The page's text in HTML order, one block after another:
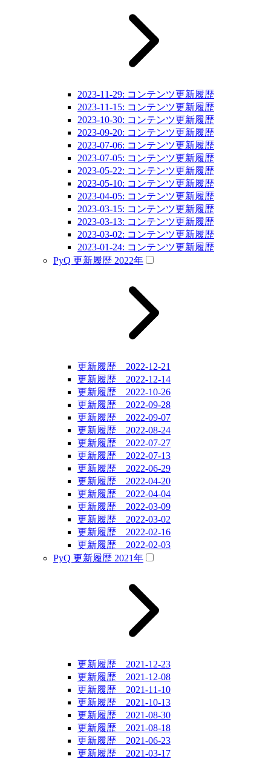
2023-11-29: コンテンツ更新履歴
2023-11-15: コンテンツ更新履歴
2023-10-30: コンテンツ更新履歴
2023-09-20: コンテンツ更新履歴
2023-07-06: コンテンツ更新履歴
2023-07-05: コンテンツ更新履歴
2023-05-22: コンテンツ更新履歴
2023-05-10: コンテンツ更新履歴
2023-04-05: コンテンツ更新履歴
2023-03-15: コンテンツ更新履歴
2023-03-13: コンテンツ更新履歴
2023-03-02: コンテンツ更新履歴
2023-01-24: コンテンツ更新履歴
PyQ 更新履歴 2022年
更新履歴 2022-12-21
更新履歴 2022-12-14
更新履歴 2022-10-26
更新履歴 2022-09-28
更新履歴 2022-09-07
更新履歴 2022-08-24
更新履歴 2022-07-27
更新履歴 2022-07-13
更新履歴 2022-06-29
更新履歴 2022-04-20
更新履歴 2022-04-04
更新履歴 2022-03-09
更新履歴 2022-03-02
更新履歴 2022-02-16
更新履歴 2022-02-03
PyQ 更新履歴 2021年
更新履歴 2021-12-23
更新履歴 2021-12-08
更新履歴 2021-11-10
更新履歴 2021-10-13
更新履歴 2021-08-30
更新履歴 2021-08-18
更新履歴 2021-06-23
更新履歴 2021-03-17